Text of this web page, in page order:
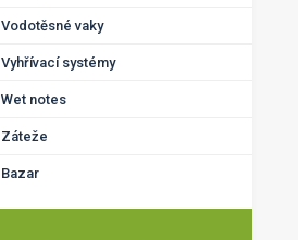
Vodotěsné vaky
Vyhřívací systémy
Wet notes
Záteže
Bazar